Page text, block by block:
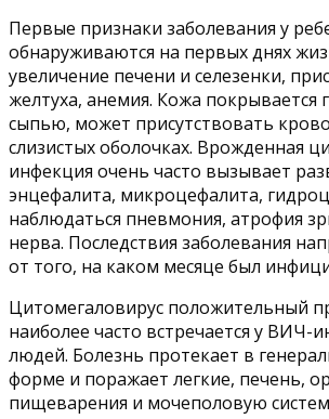
Первые признаки заболевания у
обнаруживаются на первых днях
увеличение печени и селезенки,
желтуха, анемия. Кожа покрывается
сыпью, может присутствовать
слизистых оболочках. Врожденная
инфекция очень часто вызывает
энцефалита, микроцефалита,
наблюдаться пневмония, атрофия
нерва. Последствия заболевания
от того, на каком месяце был
Цитомегаловирус положительный
наиболее часто встречается у
людей. Болезнь протекает в
форме и поражает легкие, печень,
пищеварения и мочеполовую